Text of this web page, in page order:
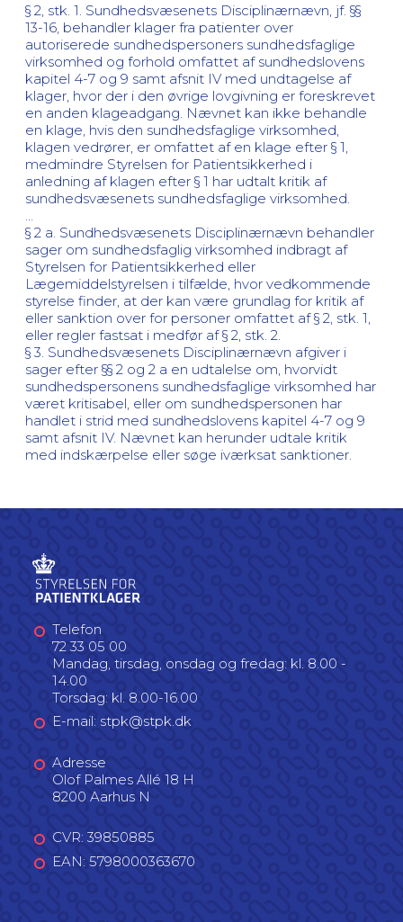
§ 2, stk. 1. Sundhedsvæsenets Disciplinærnævn, jf. §§
13-16, behandler klager fra patienter over
autoriserede sundhedspersoners sundhedsfaglige
virksomhed og forhold omfattet af sundhedslovens
kapitel 4-7 og 9 samt afsnit IV med undtagelse af
klager, hvor der i den øvrige lovgivning er foreskrevet
en anden klageadgang. Nævnet kan ikke behandle
en klage, hvis den sundhedsfaglige virksomhed,
klagen vedrører, er omfattet af en klage efter § 1,
medmindre Styrelsen for Patientsikkerhed i
anledning af klagen efter § 1 har udtalt kritik af
sundhedsvæsenets sundhedsfaglige virksomhed.
§ 2 a. Sundhedsvæsenets Disciplinærnævn behandler
sager om sundhedsfaglig virksomhed indbragt af
Styrelsen for Patientsikkerhed eller
Lægemiddelstyrelsen i tilfælde, hvor vedkommende
styrelse finder, at der kan være grundlag for kritik af
eller sanktion over for personer omfattet af § 2, stk. 1,
eller regler fastsat i medfør af § 2, stk. 2.
§ 3. Sundhedsvæsenets Disciplinærnævn afgiver i
sager efter §§ 2 og 2 a en udtalelse om, hvorvidt
sundhedspersonens sundhedsfaglige virksomhed har
været kritisabel, eller om sundhedspersonen har
handlet i strid med sundhedslovens kapitel 4-7 og 9
samt afsnit IV. Nævnet kan herunder udtale kritik
med indskærpelse eller søge iværksat sanktioner.
Telefon
72 33 05 00
Mandag, tirsdag, onsdag og fredag: kl. 8.00 -
14.00
Torsdag: kl. 8.00-16.00
E-mail: stpk@stpk.dk
Adresse
Olof Palmes Allé 18 H
8200 Aarhus N
CVR: 39850885
EAN: 5798000363670